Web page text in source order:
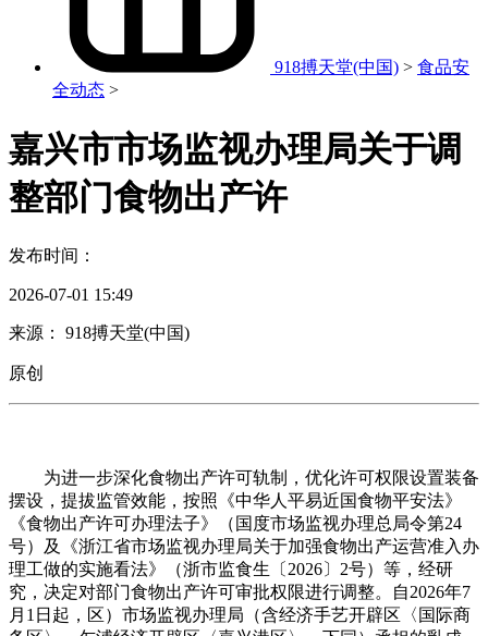
918搏天堂(中国) > 食品安
全动态 >
嘉兴市市场监视办理局关于调
整部门食物出产许
发布时间：
2026-07-01 15:49
来源： 918搏天堂(中国)
原创
为进一步深化食物出产许可轨制，优化许可权限设置装备
摆设，提拔监管效能，按照《中华人平易近国食物平安法》
《食物出产许可办理法子》（国度市场监视办理总局令第24
号）及《浙江省市场监视办理局关于加强食物出产运营准入办
理工做的实施看法》（浙市监食生〔2026〕2号）等，经研
究，决定对部门食物出产许可审批权限进行调整。自2026年7
月1日起，区）市场监视办理局（含经济手艺开辟区〈国际商